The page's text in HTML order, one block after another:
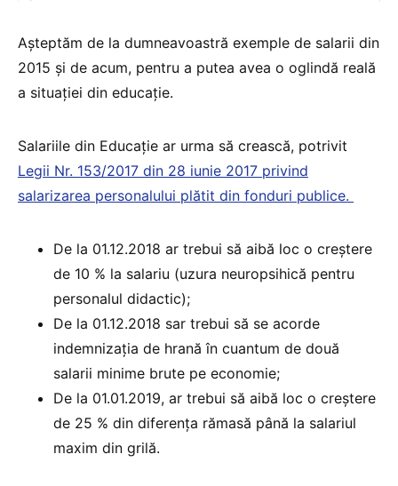
Așteptăm de la dumneavoastră exemple de salarii din
2015 și de acum, pentru a putea avea o oglindă reală
a situației din educație.
Salariile din Educație ar urma să crească, potrivit
Legii Nr. 153/2017 din 28 iunie 2017 privind
salarizarea personalului plătit din fonduri publice.
De la 01.12.2018 ar trebui să aibă loc o creștere
de 10 % la salariu (uzura neuropsihică pentru
personalul didactic);
De la 01.12.2018 sar trebui să se acorde
indemnizația de hrană în cuantum de două
salarii minime brute pe economie;
De la 01.01.2019, ar trebui să aibă loc o creștere
de 25 % din diferența rămasă până la salariul
maxim din grilă.